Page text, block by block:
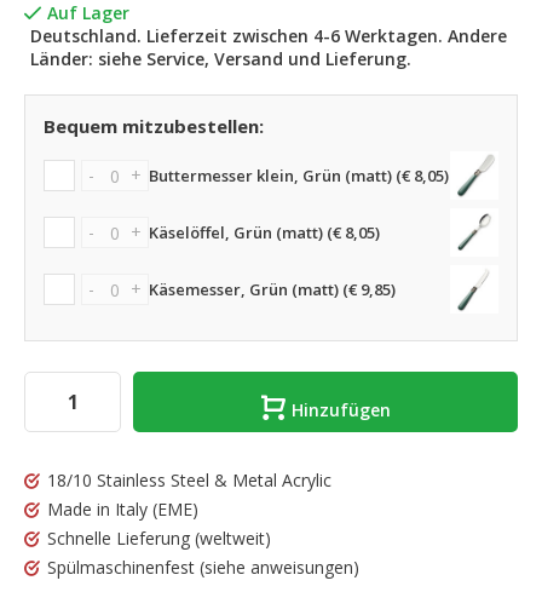
Auf Lager
Deutschland. Lieferzeit zwischen 4-6 Werktagen. Andere
Länder: siehe Service, Versand und Lieferung.
Bequem mitzubestellen:
- + Buttermesser klein, Grün (matt) (€ 8,05)
- + Käselöffel, Grün (matt) (€ 8,05)
- + Käsemesser, Grün (matt) (€ 9,85)
Hinzufügen
18/10 Stainless Steel & Metal Acrylic
Made in Italy (EME)
Schnelle Lieferung (weltweit)
Spülmaschinenfest (siehe anweisungen)